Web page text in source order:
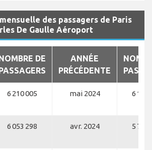
des passagers de Paris
De Gaulle Aéroport
DE
ANNÉE
PRÉCÉDENTE
6 210 005 mai 2024 6 109
6 053 298 avr. 2024 5 750